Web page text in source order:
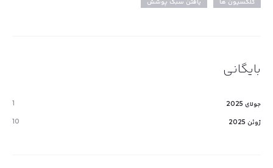
بایگانی
جولای 2025 1
ژوئن 2025 10